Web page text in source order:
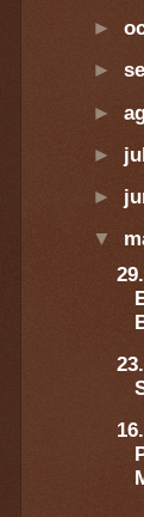
►
►
►
►
►
▼